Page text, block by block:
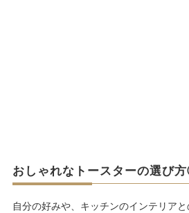
おしゃれなトースターの選び
自分の好みや、キッチンのインテリア